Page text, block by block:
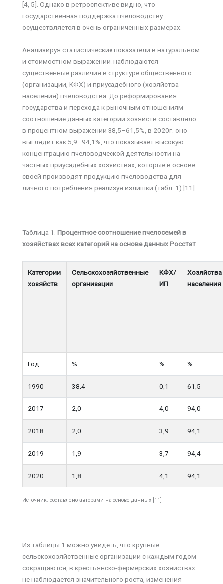
[4, 5]. Однако в ретроспективе видно, что
государственная поддержка пчеловодству
осуществляется в очень ограниченных размерах.
Анализируя статистические показатели в натуральном
и стоимостном выражении, наблюдаются
существенные различия в структуре общественного
(организации, КФХ) и приусадебного (хозяйства
населения) пчеловодства. До реформирования
государства и перехода к рыночным отношениям
соотношение данных категорий хозяйств составляло
в процентном выражении 38,5–61,5%, в 2020г. оно
выглядит как 5,9–94,1%, что показывает высокую
концентрацию пчеловодческой деятельности на
частных приусадебных хозяйствах, которые в основе
своей производят продукцию пчеловодства для
личного потребления реализуя излишки (табл. 1) [11].
Таблица 1. Процентное соотношение пчелосемей в
хозяйствах всех категорий на основе данных Росстат
Категории
хозяйств
Сельскохозяйственные
организации
КФХ/
ИП
Хозяйства
населения
Год % % %
1990 38,4 0,1 61,5
2017 2,0 4,0 94,0
2018 2,0 3,9 94,1
2019 1,9 3,7 94,4
2020 1,8 4,1 94,1
Источник: составлено авторами на основе данных [11]
Из таблицы 1 можно увидеть, что крупные
сельскохозяйственные организации с каждым годом
сокращаются, в крестьянско-фермерских хозяйствах
не наблюдается значительного роста, изменения